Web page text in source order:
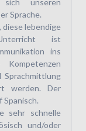
Sprache.
diese lebendige
ist
ins
Sprachmittlung
werden. Der
sehr schnelle
und/oder